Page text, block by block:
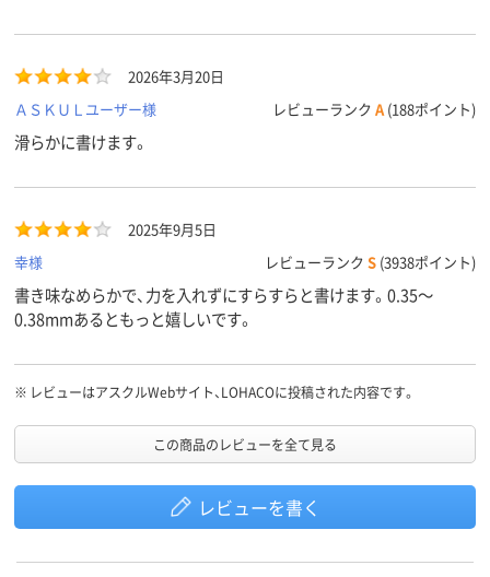
2026年3月20日
ＡＳＫＵＬユーザー様
レビューランク A (188ポイント)
滑らかに書けます。
2025年9月5日
幸様
レビューランク S (3938ポイント)
書き味なめらかで、力を入れずにすらすらと書けます。0.35～
0.38mmあるともっと嬉しいです。
※ レビューはアスクルWebサイト、LOHACOに投稿された内容です。
この商品のレビューを全て見る
レビューを書く